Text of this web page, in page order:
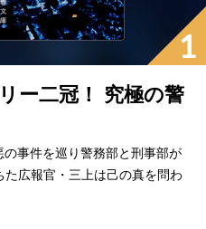
1
ー二冠！ 究極の警
事件を巡り警務部と刑事部が
広報官・三上は己の真を問わ